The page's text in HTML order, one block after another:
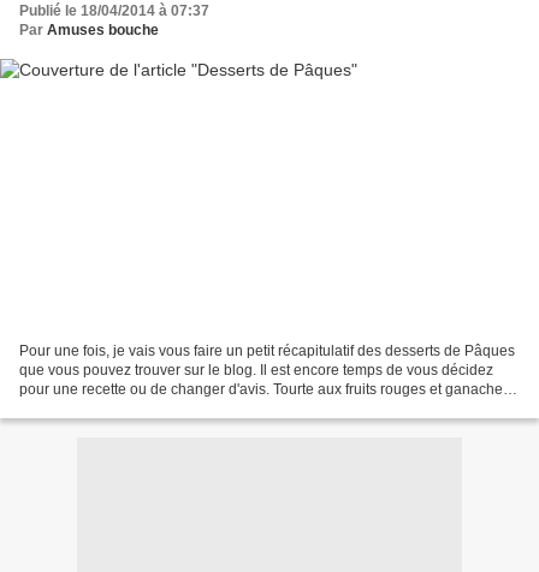
Publié le 18/04/2014 à 07:37
Par Amuses bouche
Pour une fois, je vais vous faire un petit récapitulatif des desserts de Pâques
que vous pouvez trouver sur le blog. Il est encore temps de vous décidez
pour une recette ou de changer d'avis. Tourte aux fruits rouges et ganache